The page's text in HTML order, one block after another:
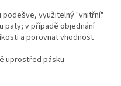
využitelný "vnitřní"
paty; v případě objednání
a porovnat vhodnost
uprostřed pásku